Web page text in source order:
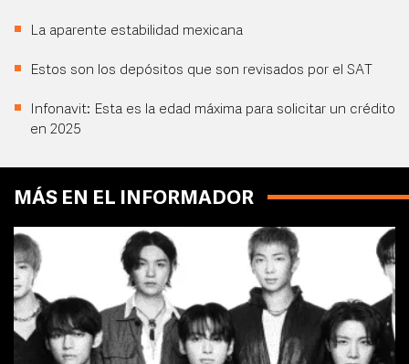
La aparente estabilidad mexicana
Estos son los depósitos que son revisados por el SAT
Infonavit: Esta es la edad máxima para solicitar un crédito
en 2025
MÁS EN EL INFORMADOR